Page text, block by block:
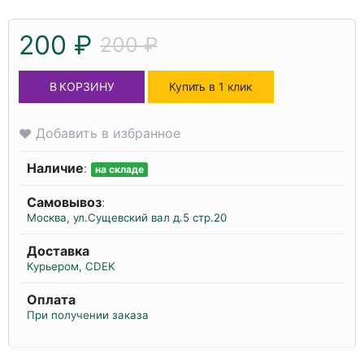
200 ₽ 200 ₽
В КОРЗИНУ Купить в 1 клик
Добавить в избранное
Наличие: на складе
Самовывоз:
Москва, ул.Сущевский вал д.5 стр.20
Доставка
Курьером, CDEK
Оплата
При получении заказа